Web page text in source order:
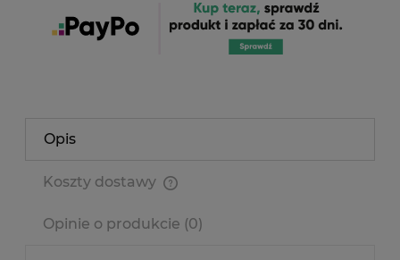
Opis
Koszty dostawy
Opinie o produkcie (0)